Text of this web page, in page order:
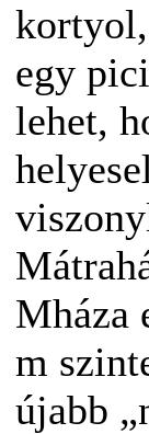
kortyol,
egy
lehet,
Mháza
m
újabb